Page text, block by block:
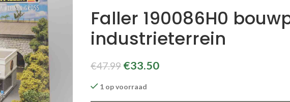
Faller 190086H0
industrieterrein
€47.99 €33.50
1 op voorraad